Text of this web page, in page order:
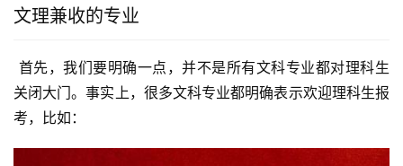
文理兼收的专业
关闭大门。事实上，很多文科专业都明确表示欢迎理科生报
考，比如：